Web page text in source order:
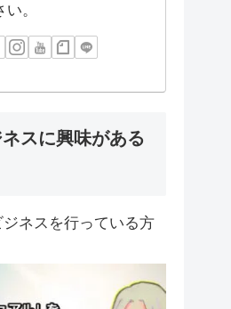
。
スに興味がある
ネスを行っている方